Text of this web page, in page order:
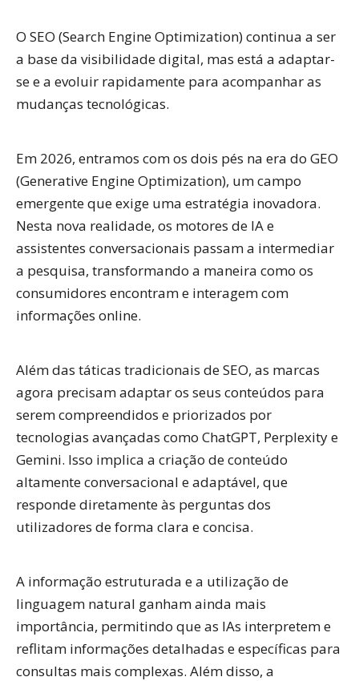
O SEO (Search Engine Optimization)continua a ser
a base da visibilidade digital, mas está a adaptar-
se e a evoluir rapidamente para acompanhar as
mudanças tecnológicas.
Em 2026, entramos com os dois pés na era do GEO
(Generative Engine Optimization), um campo
emergente que exige uma estratégia inovadora.
Nesta nova realidade, os motores de IA e
assistentes conversacionais passam a intermediar
a pesquisa, transformando a maneira como os
consumidores encontram e interagem com
informações online.
Além das táticas tradicionais de SEO, as marcas
agora precisam adaptar os seus conteúdos para
serem compreendidos e priorizados por
tecnologias avançadas como ChatGPT, Perplexity e
Gemini. Isso implica a criação de conteúdo
altamente conversacional e adaptável, que
responde diretamente às perguntas dos
utilizadores de forma clara e concisa.
A informação estruturada e a utilização de
linguagem natural ganham ainda mais
importância, permitindo que as IAs interpretem e
reflitam informações detalhadas e específicas para
consultas mais complexas. Além disso, a